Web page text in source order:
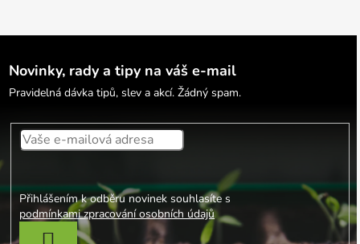
Novinky, rady a tipy na váš e-mail
Pravidelná dávka tipů, slev a akcí. Žádný spam.
Přihlášením k odběru novinek souhlasíte s
podmínkami zpracování osobních údajů